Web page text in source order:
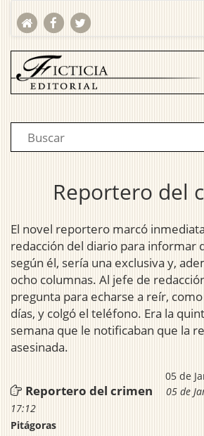
Reportero del
El novel reportero marcó
redacción del diario para informar
según él, sería una exclusiva y,
ocho columnas. Al jefe de
pregunta para echarse a reír,
días, y colgó el teléfono. Era la
semana que le notificaban que la
asesinada.
05 de
Reportero del crimen
05 de
17:12
Pitágoras